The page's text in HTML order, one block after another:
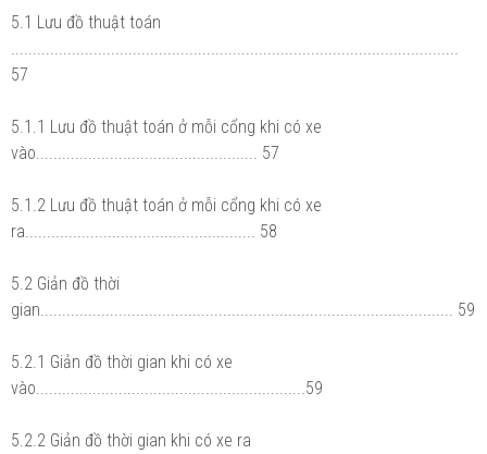
5.1 Lưu đồ thuật toán
57
5.1.1 Lưu đồ thuật toán ở mỗi cổng khi có xe
vào................................................... 57
5.1.2 Lưu đồ thuật toán ở mỗi cổng khi có xe
ra..................................................... 58
5.2 Giản đồ thời
gian............................................................................................... 59
5.2.1 Giản đồ thời gian khi có xe
vào..............................................................59
5.2.2 Giản đồ thời gian khi có xe ra